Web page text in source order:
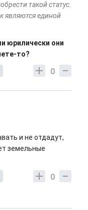
такой статус.
являются единой
юрилически они
то?
0
и не отдадут,
земельные
0